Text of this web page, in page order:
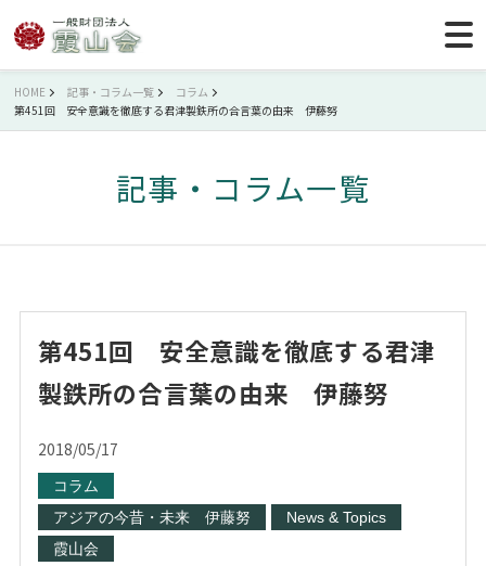
HOME 記事・コラム一覧
コラム
第451回 安全意識を徹底する君津製鉄所の合言葉の由来 伊藤努
記事・コラム一覧
第451回 安全意識を徹底する君津
製鉄所の合言葉の由来 伊藤努
2018/05/17
コラム
アジアの今昔・未来 伊藤努
News & Topics
霞山会